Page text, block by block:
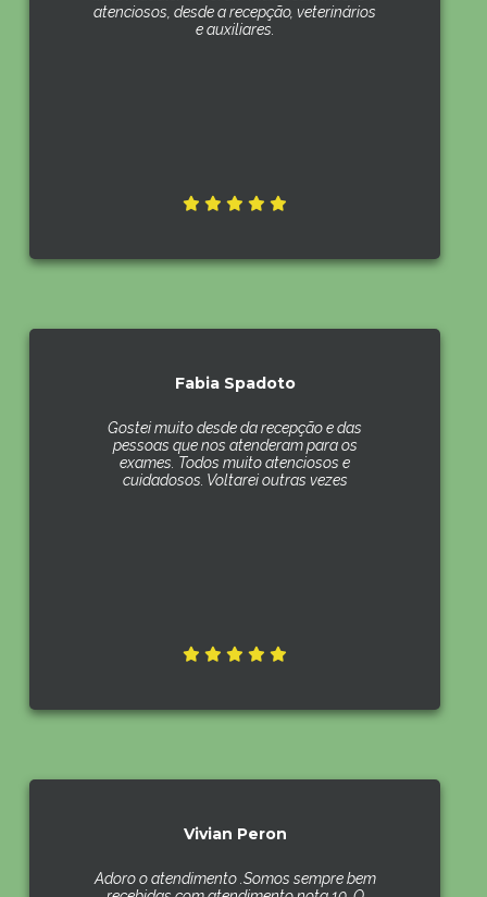
atenciosos, desde a recepção, veterinários
e auxiliares.
Fabia Spadoto
Gostei muito desde da recepção e das
pessoas que nos atenderam para os
exames. Todos muito atenciosos e
cuidadosos. Voltarei outras vezes
Vivian Peron
Adoro o atendimento .Somos sempre bem